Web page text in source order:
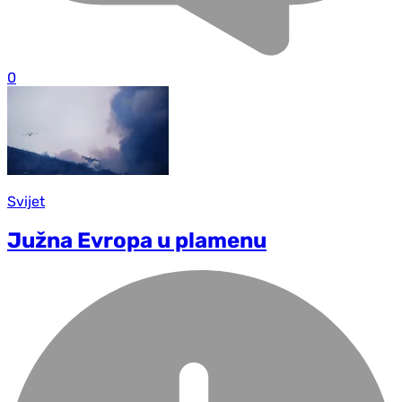
0
Svijet
Južna Evropa u plamenu